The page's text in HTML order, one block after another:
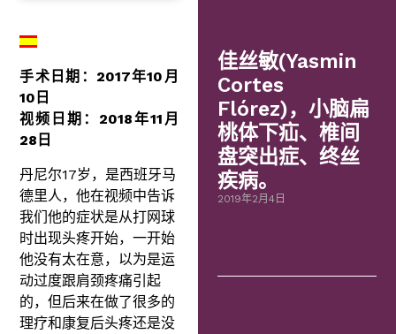
手术日期：2017年10月
10日
视频日期：2018年11月
28日
丹尼尔17岁，是西班牙马
德里人，他在视频中告诉
我们他的症状是从打网球
时出现头疼开始，一开始
他没有太在意，以为是运
动过度跟肩颈疼痛引起
的，但后来在做了很多的
理疗和康复后头疼还是没
佳丝敏(Yasmin
Cortes
Flórez)，小脑扁
桃体下疝、椎间
盘突出症、终丝
疾病。
2019年2月4日